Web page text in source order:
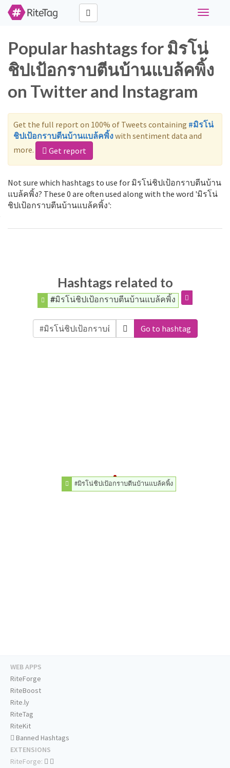
Toggle
Popular hashtags for มิรโน่
ชิปเป้อกราบตีนบ้านแบล้คพิ้ง
on Twitter and Instagram
Get the full report on 100% of Tweets containing #มิรโน่
ชิปเป้อกราบตีนบ้านแบล้คพิ้งwith sentiment data and
more.
Get report
Not sure which hashtags to use for มิรโน่ชิปเป้อกราบตีนบ้าน
แบล้คพิ้ง? These 0 are often used along with the word 'มิรโน่
ชิปเป้อกราบตีนบ้านแบล้คพิ้ง':
Hashtags related to
#มิรโน่ชิปเป้อกราบตีนบ้านแบล้คพิ้ง
Go to hashtag
#มิรโน่ชิปเป้อกราบตีนบ้านแบล้คพิ้ง
WEB APPS
RiteForge
RiteBoost
Rite.ly
RiteTag
RiteKit
Banned Hashtags
EXTENSIONS
RiteForge: